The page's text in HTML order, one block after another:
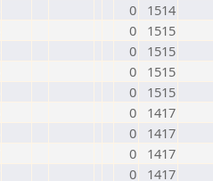
0
1514
0
1515
0
1515
0
1515
0
1515
0
1417
0
1417
0
1417
0
1417